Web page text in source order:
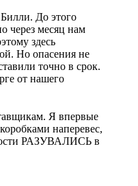
До этого
через месяц нам
здесь
Но опасения не
точно в срок.
от нашего
Я впервые
наперевес,
РАЗУВАЛИСЬ в